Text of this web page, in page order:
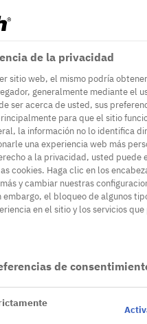
Server
some technical
the page or go to
de la privacidad
sitio web, el mismo podría
generalmente mediante el
ser acerca de usted, sus
para que el sitio
la información no lo identifica
una experiencia web más
a la privacidad, usted puede
cookies. Haga clic en los
y cambiar nuestras
el bloqueo de algunos
en el sitio y los servicios
de